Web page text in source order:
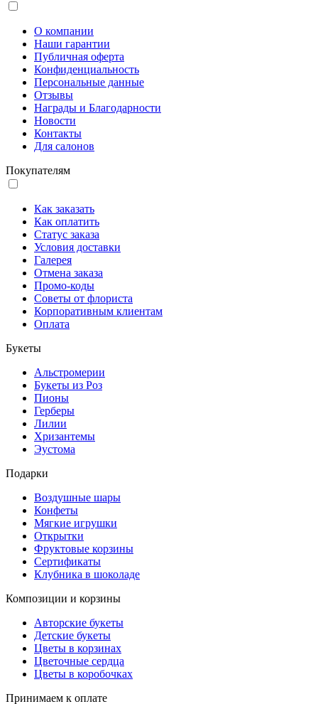
О компании
Наши гарантии
Публичная оферта
Конфиденциальность
Персональные данные
Отзывы
Награды и Благодарности
Новости
Контакты
Для салонов
Покупателям
Как заказать
Как оплатить
Статус заказа
Условия доставки
Галерея
Отмена заказа
Промо-коды
Советы от флориста
Корпоративным клиентам
Оплата
Букеты
Альстромерии
Букеты из Роз
Пионы
Герберы
Лилии
Хризантемы
Эустома
Подарки
Воздушные шары
Конфеты
Мягкие игрушки
Открытки
Фруктовые корзины
Сертификаты
Клубника в шоколаде
Композиции и корзины
Авторские букеты
Детские букеты
Цветы в корзинах
Цветочные сердца
Цветы в коробочках
Принимаем к оплате